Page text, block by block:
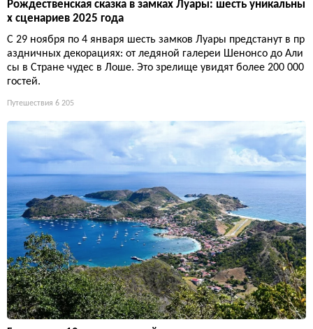
Рождественская сказка в замках Луары: шесть уникальны
х сценариев 2025 года
С 29 ноября по 4 января шесть замков Луары предстанут в пр
аздничных декорациях: от ледяной галереи Шенонсо до Али
сы в Стране чудес в Лоше. Это зрелище увидят более 200 000
гостей.
Путешествия 6 205